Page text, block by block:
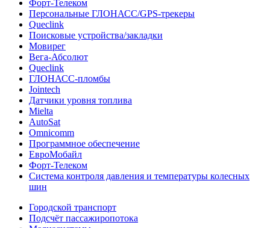
Форт-Телеком
Персональные ГЛОНАСС/GPS-трекеры
Queclink
Поисковые устройства/закладки
Мовирег
Вега-Абсолют
Queclink
ГЛОНАСС-пломбы
Jointech
Датчики уровня топлива
Mielta
AutoSat
Omnicomm
Программное обеспечение
ЕвроМобайл
Форт-Телеком
Система контроля давления и температуры колесных
шин
Городской транспорт
Подсчёт пассажиропотока